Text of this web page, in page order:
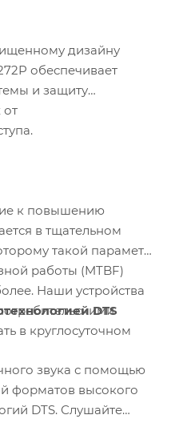
дизайну
обеспечивает
и защиту
к повышению
в тщательном
такой параметр
работы (MTBF)
Наши устройства
в круглосуточном
DTS
звука с помощью
форматов высокого
DTS. Слушайте